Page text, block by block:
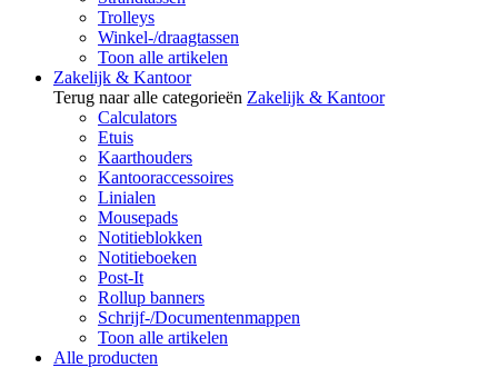
Trolleys
Winkel-/draagtassen
Toon alle artikelen
Zakelijk & Kantoor
Terug naar alle categorieën Zakelijk & Kantoor
Calculators
Etuis
Kaarthouders
Kantooraccessoires
Linialen
Mousepads
Notitieblokken
Notitieboeken
Post-It
Rollup banners
Schrijf-/Documentenmappen
Toon alle artikelen
Alle producten